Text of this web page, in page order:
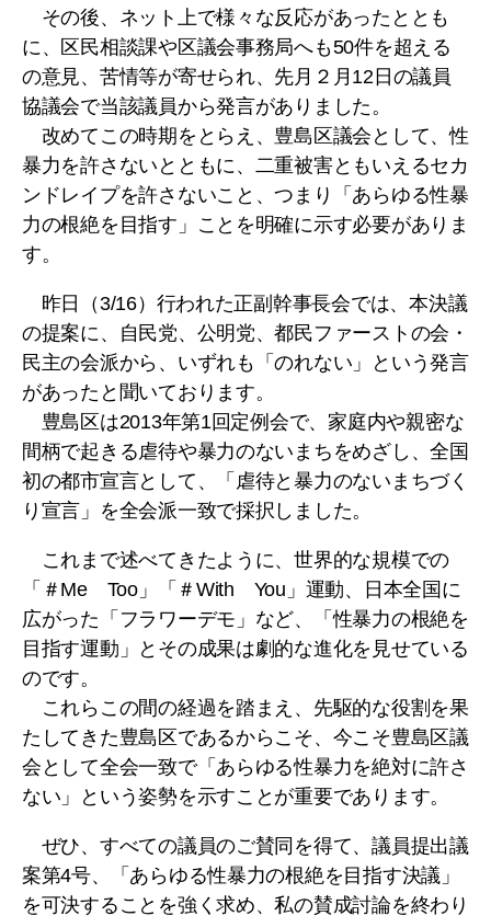
その後、ネット上で様々な反応があったととも
に、区民相談課や区議会事務局へも50件を超える
の意見、苦情等が寄せられ、先月２月12日の議員
協議会で当該議員から発言がありました。
改めてこの時期をとらえ、豊島区議会として、性
暴力を許さないとともに、二重被害ともいえるセカ
ンドレイプを許さないこと、つまり「あらゆる性暴
力の根絶を目指す」ことを明確に示す必要がありま
す。
昨日（3/16）行われた正副幹事長会では、本決議
の提案に、自民党、公明党、都民ファーストの会・
民主の会派から、いずれも「のれない」という発言
があったと聞いております。
豊島区は2013年第1回定例会で、家庭内や親密な
間柄で起きる虐待や暴力のないまちをめざし、全国
初の都市宣言として、「虐待と暴力のないまちづく
り宣言」を全会派一致で採択しました。
これまで述べてきたように、世界的な規模での
「＃Me Too」「＃With You」運動、日本全国に
広がった「フラワーデモ」など、「性暴力の根絶を
目指す運動」とその成果は劇的な進化を見せている
のです。
これらこの間の経過を踏まえ、先駆的な役割を果
たしてきた豊島区であるからこそ、今こそ豊島区議
会として全会一致で「あらゆる性暴力を絶対に許さ
ない」という姿勢を示すことが重要であります。
ぜひ、すべての議員のご賛同を得て、議員提出議
案第4号、「あらゆる性暴力の根絶を目指す決議」
を可決することを強く求め、私の賛成討論を終わり